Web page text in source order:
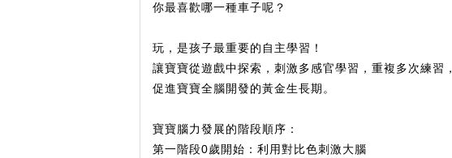
你最喜歡哪一種車子呢？
玩，是孩子最重要的自主學習！
讓寶寶從遊戲中探索，刺激多感官學習，重複多次練習，
促進寶寶全腦開發的黃金生長期。
寶寶腦力發展的階段順序：
第一階段0歲開始：利用對比色刺激大腦